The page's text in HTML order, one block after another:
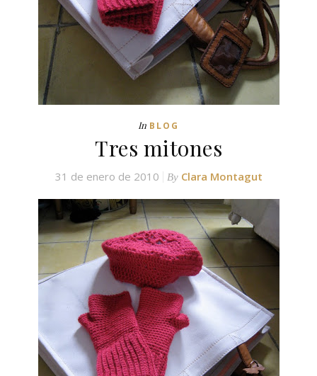
In BLOG
Tres mitones
31 de enero de 2010 By Clara Montagut